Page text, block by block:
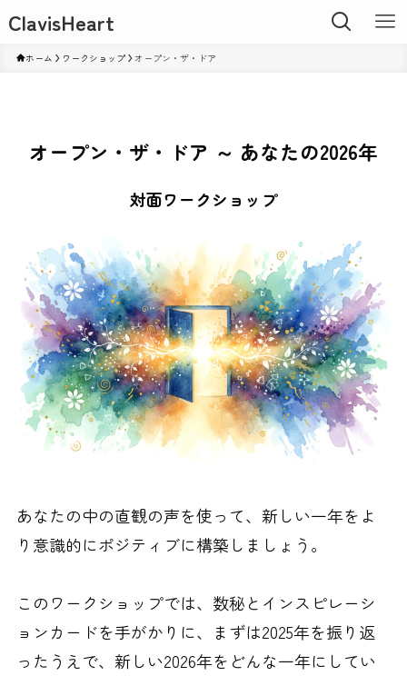
ClavisHeart
ホーム ワークショップ オープン・ザ・ドア
オープン・ザ・ドア ～ あなたの2026年
対面ワークショップ
あなたの中の直観の声を使って、 新しい一年をよ
り意識的にポジティブに構築しましょう。
このワークショップでは、数秘とインスピレーシ
ョンカードを手がかりに、まずは2025年を振り返
ったうえで、新しい2026年をどんな一年にしてい